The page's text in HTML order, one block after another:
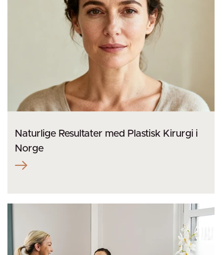
Naturlige Resultater med Plastisk Kirurgi i
Norge